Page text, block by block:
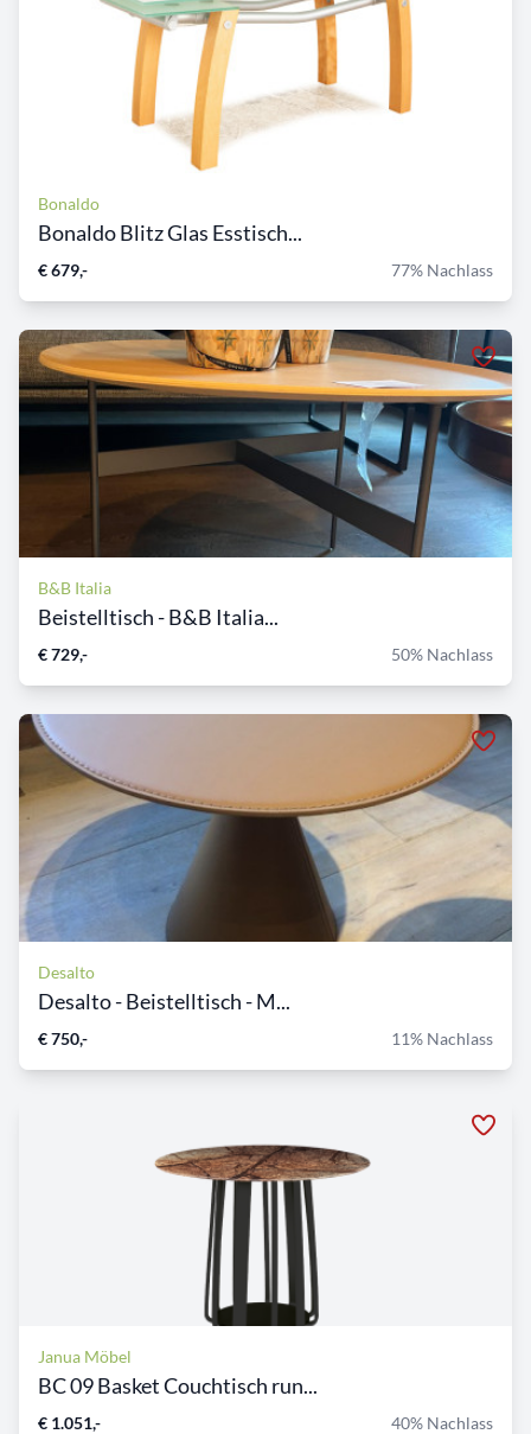
Bonaldo
Bonaldo Blitz Glas Esstisch...
€ 679,- 77% Nachlass
B&B Italia
Beistelltisch - B&B Italia...
€ 729,- 50% Nachlass
Desalto
Desalto - Beistelltisch - M...
€ 750,- 11% Nachlass
Janua Möbel
BC 09 Basket Couchtisch run...
€ 1.051,- 40% Nachlass